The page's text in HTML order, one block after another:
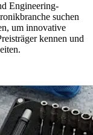
Engineering-
suchen
um innovative
kennen und